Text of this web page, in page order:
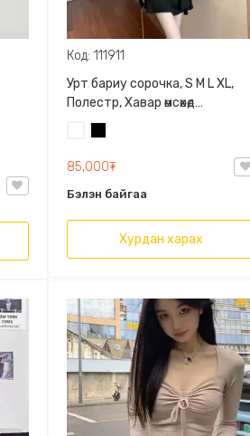
Код: 111911
Урт бариу сорочка, S M L XL,
Полестр, Хавар өмсөхөд
тохиромжтой, загварлаг урт
бариу сорочка
85,000₮
Бэлэн байгаа
Хурдан харах